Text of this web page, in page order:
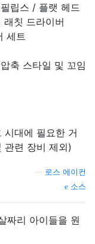
립스 / 플랫 헤드
칫 드라이버
세트
축 스타일 및 꼬임
시대에 필요한 거
관련 장비 제외)
로스 에이컨
소스
짜리 아이들을 원